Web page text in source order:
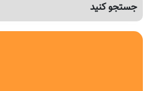
جستجو کنید